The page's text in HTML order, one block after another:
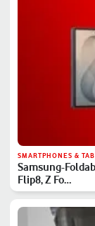
SMARTPHONES &
Samsung-
Flip8, Z Fo…